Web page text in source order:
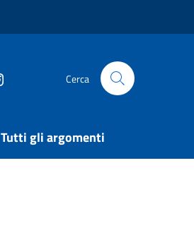
Cerca
Tutti gli argomenti